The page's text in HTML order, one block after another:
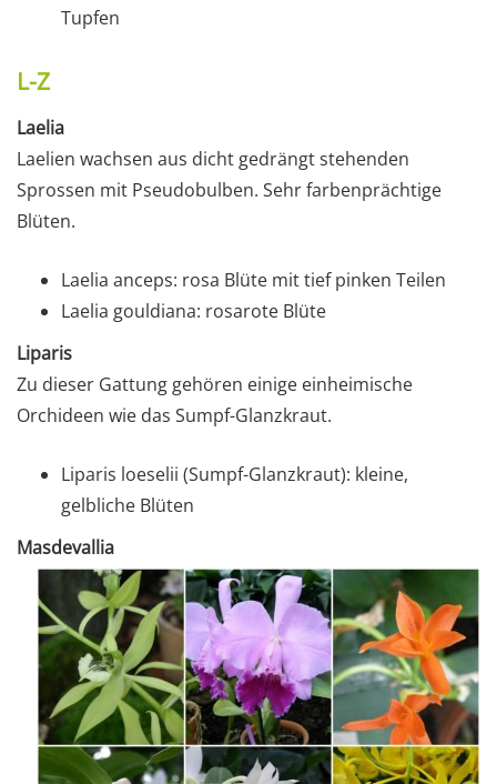
Tupfen
L-Z
Laelia
Laelien wachsen aus dicht gedrängt stehenden
Sprossen mit Pseudobulben. Sehr farbenprächtige
Blüten.
Laelia anceps: rosa Blüte mit tief pinken Teilen
Laelia gouldiana: rosarote Blüte
Liparis
Zu dieser Gattung gehören einige einheimische
Orchideen wie das Sumpf-Glanzkraut.
Liparis loeselii (Sumpf-Glanzkraut): kleine,
gelbliche Blüten
Masdevallia